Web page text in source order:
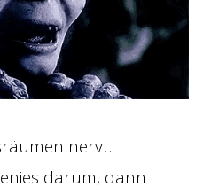
nervt.
darum, dann